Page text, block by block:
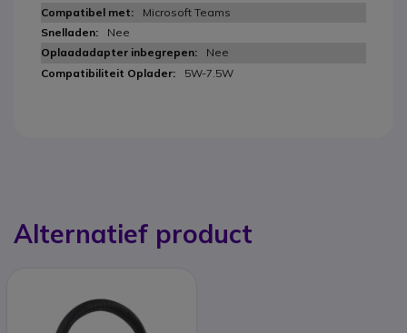
Microsoft Teams
Nee
Nee
5W-7.5W
Alternatief product